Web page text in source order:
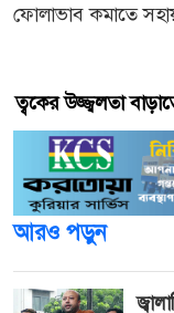
ফোলাভাব কমাতে
ত্বকের উজ্জ্বলতা
আরও পড়ুন